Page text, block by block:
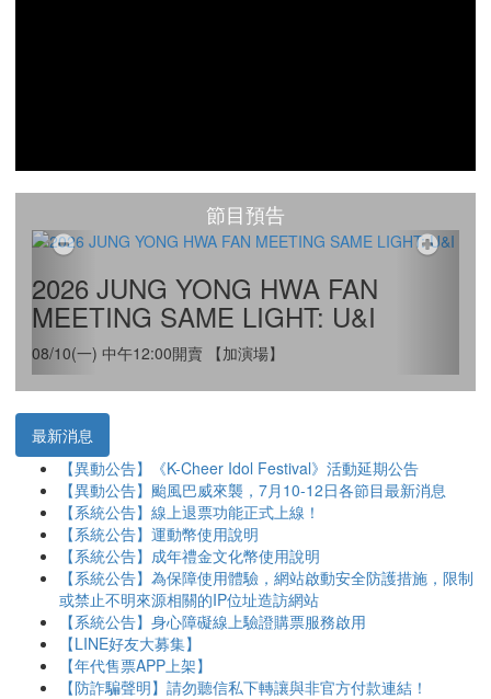
節目預告
2026 JUNG YONG HWA FAN
MEETING SAME LIGHT: U&I
08/10(一) 中午12:00開賣 【加演場】
最新消息
【異動公告】《K-Cheer Idol Festival》活動延期公告
【異動公告】颱風巴威來襲，7月10-12日各節目最新消息
【系統公告】線上退票功能正式上線！
【系統公告】運動幣使用說明
【系統公告】成年禮金文化幣使用說明
【系統公告】為保障使用體驗，網站啟動安全防護措施，限制
或禁止不明來源相關的IP位址造訪網站
【系統公告】身心障礙線上驗證購票服務啟用
【LINE好友大募集】
【年代售票APP上架】